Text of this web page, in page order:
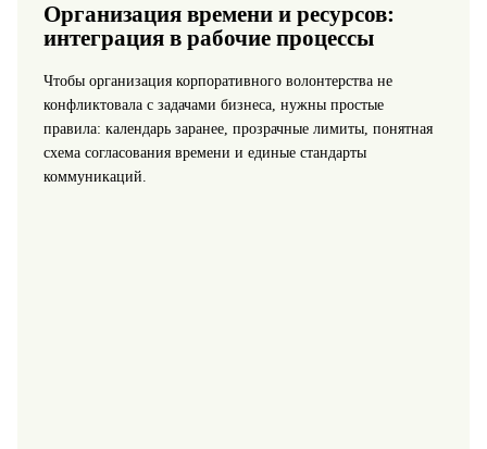
Организация времени и ресурсов:
интеграция в рабочие процессы
Чтобы организация корпоративного волонтерства не
конфликтовала с задачами бизнеса, нужны простые
правила: календарь заранее, прозрачные лимиты, понятная
схема согласования времени и единые стандарты
коммуникаций.